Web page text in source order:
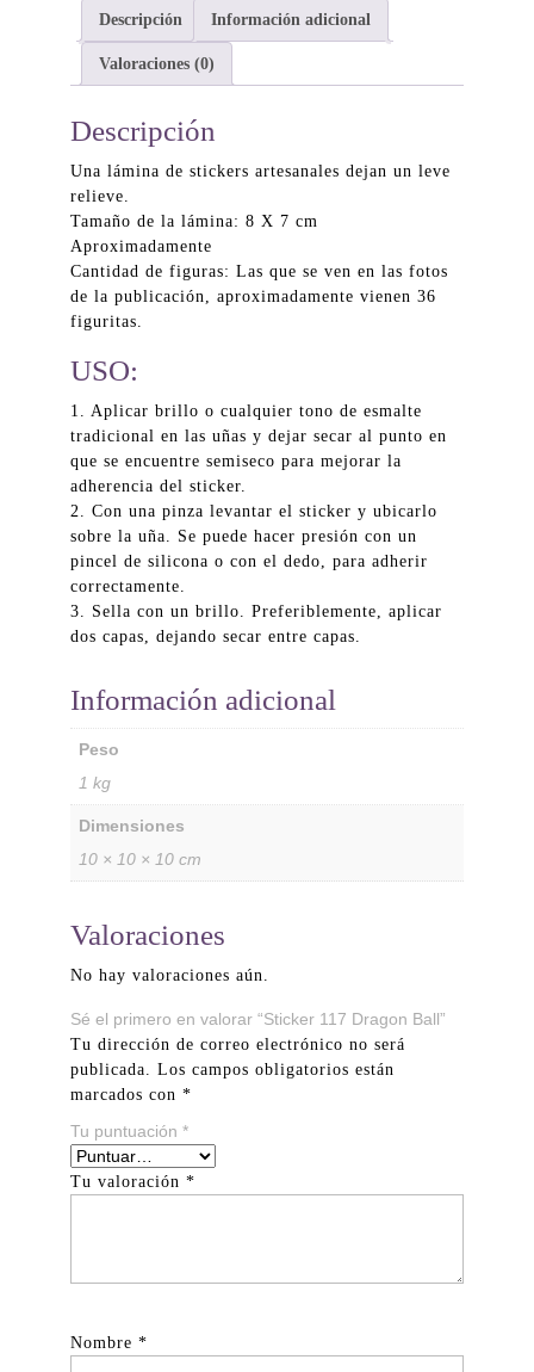
Descripción Información adicional
Valoraciones (0)
Descripción
Una lámina de stickers artesanales dejan un leve
relieve.
Tamaño de la lámina: 8 X 7 cm
Aproximadamente
Cantidad de figuras: Las que se ven en las fotos
de la publicación, aproximadamente vienen 36
figuritas.
USO:
1. Aplicar brillo o cualquier tono de esmalte
tradicional en las uñas y dejar secar al punto en
que se encuentre semiseco para mejorar la
adherencia del sticker.
2. Con una pinza levantar el sticker y ubicarlo
sobre la uña. Se puede hacer presión con un
pincel de silicona o con el dedo, para adherir
correctamente.
3. Sella con un brillo. Preferiblemente, aplicar
dos capas, dejando secar entre capas.
Información adicional
Peso
1 kg
Dimensiones
10 × 10 × 10 cm
Valoraciones
No hay valoraciones aún.
Sé el primero en valorar “Sticker 117 Dragon Ball”
Tu dirección de correo electrónico no será
publicada. Los campos obligatorios están
marcados con *
Tu puntuación *
Tu valoración *
Nombre *